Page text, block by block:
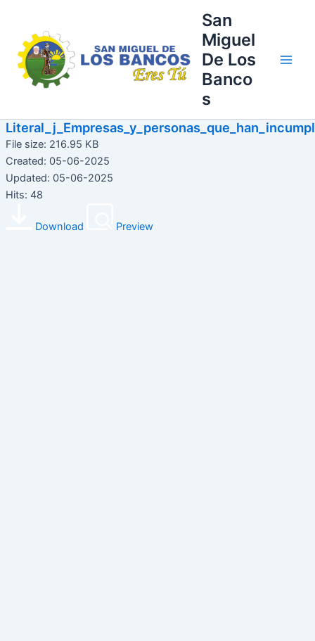
contenido
San
Miguel
De Los
Banco
s
File size: 216.95 KB
Created: 05-06-2025
Updated: 05-06-2025
Hits: 48
Download Preview